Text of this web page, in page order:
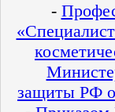
-
защиты РФ